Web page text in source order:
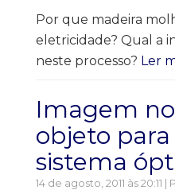
Por que madeira
eletricidade? Qual a
neste processo? Ler
Imagem
objeto
sistema
14 de agosto, 2011 às 20:11